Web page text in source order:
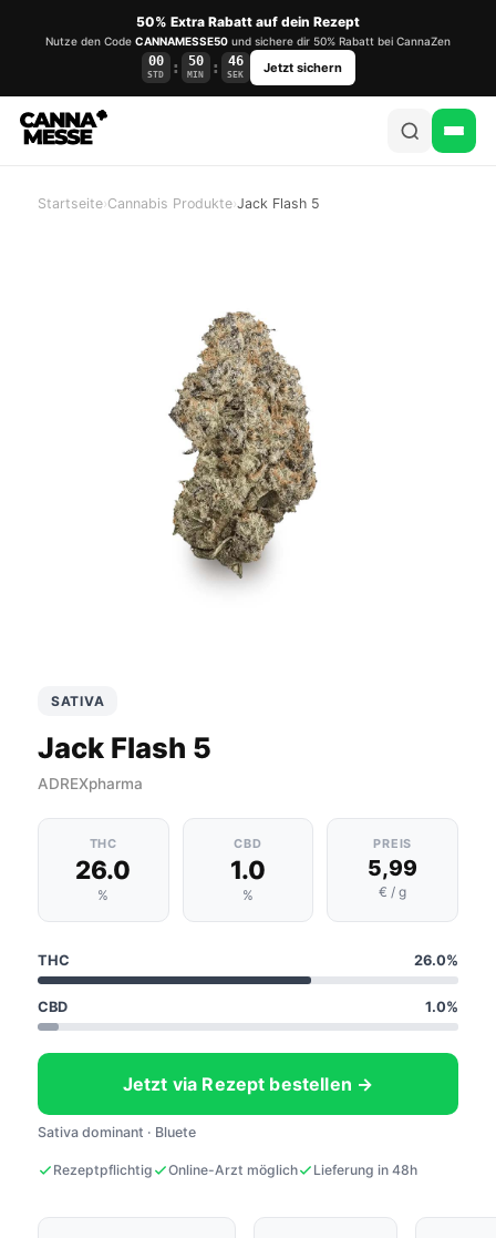
50% Extra Rabatt auf dein Rezept
Nutze den Code CANNAMESSE50 und sichere dir 50% Rabatt bei CannaZen
00
STD : 50
MIN : 46
SEK Jetzt sichern
Startseite›Cannabis Produkte›Jack Flash 5
SATIVA
Jack Flash 5
ADREXpharma
THC
26.0
%
CBD
1.0
%
PREIS
5,99
€ / g
THC 26.0%
CBD 1.0%
Jetzt via Rezept bestellen →
Sativa dominant · Bluete
Rezeptpflichtig Online-Arzt möglich Lieferung in 48h